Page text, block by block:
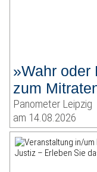
»Wahr oder
zum
Panometer Leipzig
am 14.08.2026